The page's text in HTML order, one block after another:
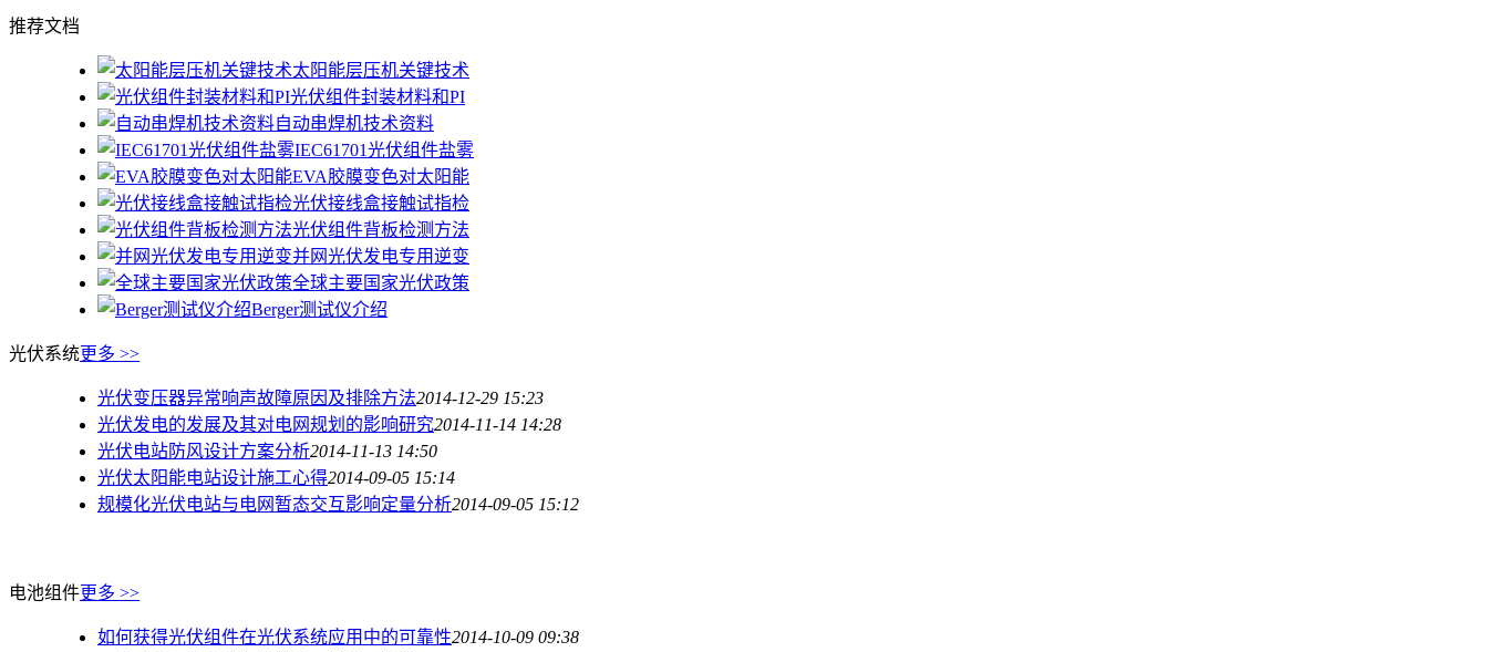
推荐文档
太阳能层压机关键技术
光伏组件封装材料和PI
自动串焊机技术资料
IEC61701光伏组件盐雾
EVA胶膜变色对太阳能
光伏接线盒接触试指检
光伏组件背板检测方法
并网光伏发电专用逆变
全球主要国家光伏政策
Berger测试仪介绍
光伏系统更多 >>
光伏变压器异常响声故障原因及排除方法2014-12-29 15:23
光伏发电的发展及其对电网规划的影响研究2014-11-14 14:28
光伏电站防风设计方案分析2014-11-13 14:50
光伏太阳能电站设计施工心得2014-09-05 15:14
规模化光伏电站与电网暂态交互影响定量分析2014-09-05 15:12
电池组件更多 >>
如何获得光伏组件在光伏系统应用中的可靠性2014-10-09 09:38